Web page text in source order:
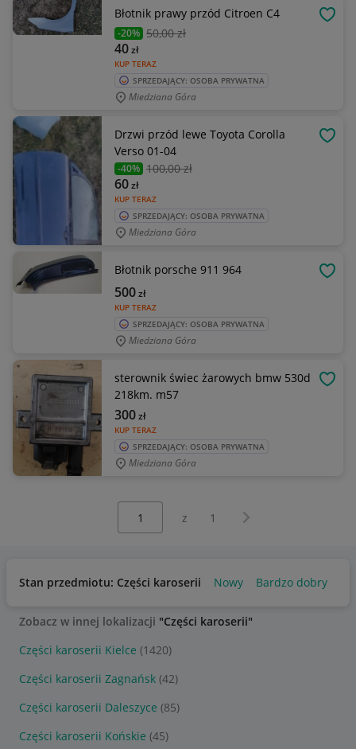
Błotnik prawy przód Citroen C4
-20% 50,00 zł
KUP TERAZ
40zł
SPRZEDAJĄCY: OSOBA PRYWATNA
Miedziana Góra
Drzwi przód lewe Toyota Corolla
Verso 01-04
-40% 100,00 zł
KUP TERAZ
60zł
SPRZEDAJĄCY: OSOBA PRYWATNA
Miedziana Góra
Błotnik porsche 911 964
KUP TERAZ
500zł
SPRZEDAJĄCY: OSOBA PRYWATNA
Miedziana Góra
sterownik świec żarowych bmw 530d
218km. m57
KUP TERAZ
300zł
SPRZEDAJĄCY: OSOBA PRYWATNA
Miedziana Góra
z 1 Następna strona
Stan przedmiotu: Części karoserii Nowy Bardzo dobry
Zobacz w innej lokalizacji "Części karoserii"
Części karoserii Kielce (1420)
Części karoserii Zagnańsk (42)
Części karoserii Daleszyce (85)
Części karoserii Końskie (45)